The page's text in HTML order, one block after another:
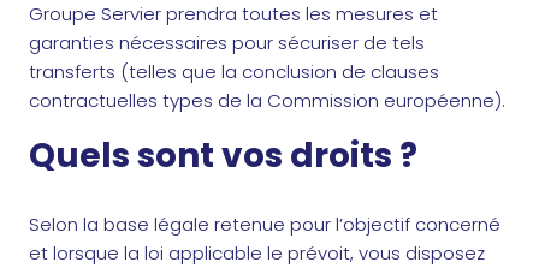
Groupe Servier prendra toutes les mesures et
garanties nécessaires pour sécuriser de tels
transferts (telles que la conclusion de clauses
contractuelles types de la Commission européenne).
Quels sont vos droits ?
Selon la base légale retenue pour l’objectif concerné
et lorsque la loi applicable le prévoit, vous disposez